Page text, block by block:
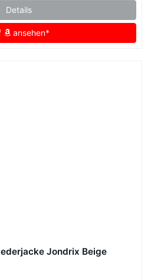
Details
ansehen*
Jondrix Beige